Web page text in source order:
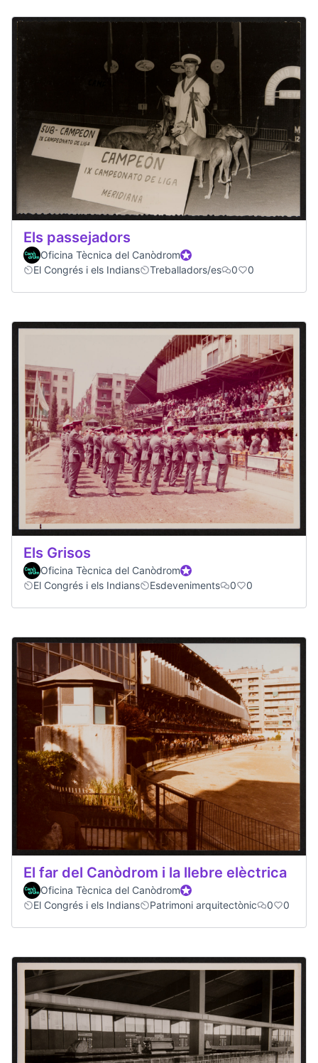
Els passejadors
Oficina Tècnica del CanòdromOfficial participant
El Congrés i els Indians
Treballadors/es 0 0
Els Grisos
Oficina Tècnica del CanòdromOfficial participant
El Congrés i els Indians
Esdeveniments 0 0
El far del Canòdrom i la llebre elèctrica
Oficina Tècnica del CanòdromOfficial participant
El Congrés i els Indians
Patrimoni arquitectònic 0 0